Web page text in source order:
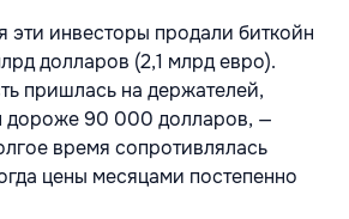
эти инвесторы продали биткойн
долларов (2,1 млрд евро).
пришлась на держателей,
дороже 90 000 долларов, —
время сопротивлялась
цены месяцами постепенно